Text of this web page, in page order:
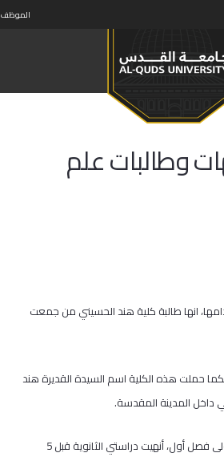
الموظف
وطالبات علم
انها طالبة كلية هند الحسيني من جمعت
حملت هذه الكلية اسم السيدة القديرة هند
داخل المدينة المقدسة.
وخلال جولتنا في حرم الجامعة بكلية هند الحسيني إلتقينا بفاتنة إحدى طالبات الكلية فقالت:" أنا طالبة سنة أولى فصل أول، أنهيت دراستي الثانوية قبل 5